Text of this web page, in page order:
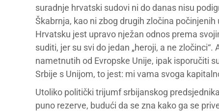
suradnje hrvatski sudovi ni do danas nisu
Škabrnja, kao ni zbog drugih zločina
Hrvatsku jest upravo nježan odnos prema
suditi, jer su svi do jedan „heroji, a ne
nametnutih od Evropske Unije, ipak isporučiti
Srbije s Unijom, to jest: mi vama svoga
Utoliko politički trijumf srbijanskog
puno rezerve, budući da se zna kako ga se